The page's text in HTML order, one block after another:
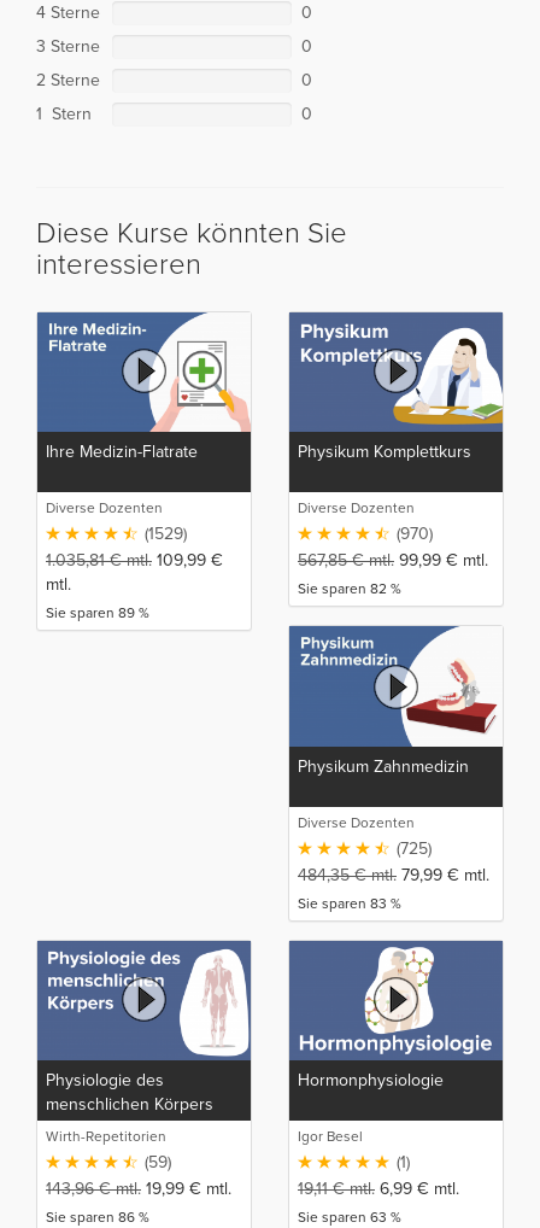
4 Sterne
0
3 Sterne
0
2 Sterne
0
1 Stern
0
Diese Kurse könnten Sie
interessieren
Ihre Medizin-Flatrate
Diverse Dozenten
(1529)
1.035,81€mtl. 109,99 €
mtl.
Sie sparen 89 %
Physikum Komplettkurs
Diverse Dozenten
(970)
567,85€mtl. 99,99 € mtl.
Sie sparen 82 %
Physikum Zahnmedizin
Diverse Dozenten
(725)
484,35€mtl. 79,99 € mtl.
Sie sparen 83 %
Physiologie des
menschlichen Körpers
Wirth-Repetitorien
(59)
143,96€mtl. 19,99 € mtl.
Sie sparen 86 %
Hormonphysiologie
Igor Besel
(1)
19,11€mtl. 6,99 € mtl.
Sie sparen 63 %